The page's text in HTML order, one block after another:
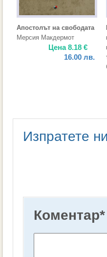
Апостолът на свободата
Мерсия Макдермот
Цена8.18 €
16.00 лв.
Изпратете
Коментар*